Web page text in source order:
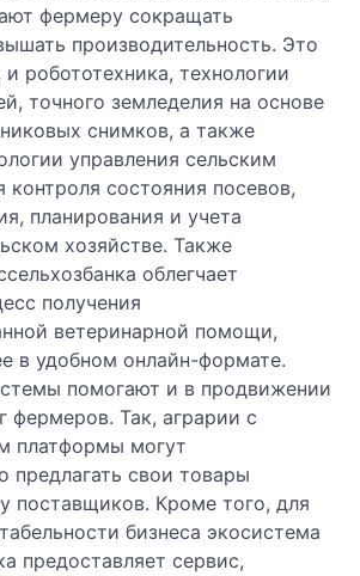
фермеру сокращать
производительность. Это
робототехника, технологии
точного земледелия на основе
снимков, а также
управления сельским
контроля состояния посевов,
планирования и учета
хозяйстве. Также
облегчает
получения
ветеринарной помощи,
в удобном онлайн-формате.
помогают и в продвижении
фермеров. Так, аграрии с
платформы могут
предлагать свои товары
поставщиков. Кроме того, для
бизнеса экосистема
предоставляет сервис,